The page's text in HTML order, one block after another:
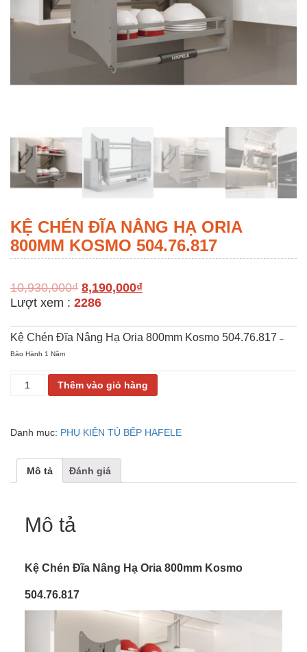
KỆ CHÉN ĐĨA NÂNG HẠ ORIA
800MM KOSMO 504.76.817
10,930,000₫ 8,190,000₫
Lượt xem : 2286
Kệ Chén Đĩa Nâng Hạ Oria 800mm Kosmo 504.76.817 –
Bảo Hành 1 Năm
HẠ
800MM
KOSMO
lượng
Thêm vào giỏ hàng
Danh mục: PHỤ KIỆN TỦ BẾP HAFELE
Mô tả Đánh giá
Mô tả
Kệ Chén Đĩa Nâng Hạ Oria 800mm Kosmo
504.76.817